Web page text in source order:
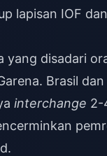
lapisan IOF
disadari
Brasil
interchange 2-